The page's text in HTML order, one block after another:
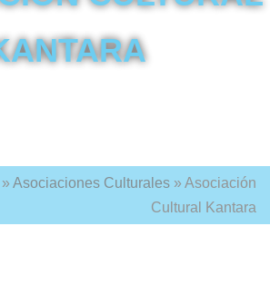
» Asociaciones Culturales » Asociación
Cultural Kantara